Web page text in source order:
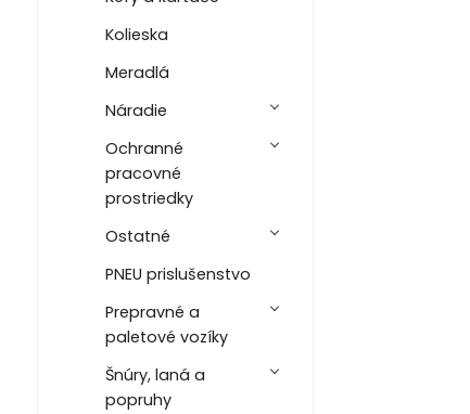
Kolieska
Meradlá
Náradie
Ochranné
pracovné
prostriedky
Ostatné
PNEU prislušenstvo
Prepravné a
paletové vozíky
Šnúry, laná a
popruhy